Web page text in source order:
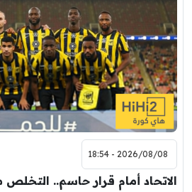
2026/08/08 - 18:54
الاتحاد أمام قرار حاسم.. التخلص